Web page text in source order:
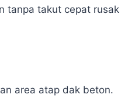
tanpa takut cepat rusak
area atap dak beton.